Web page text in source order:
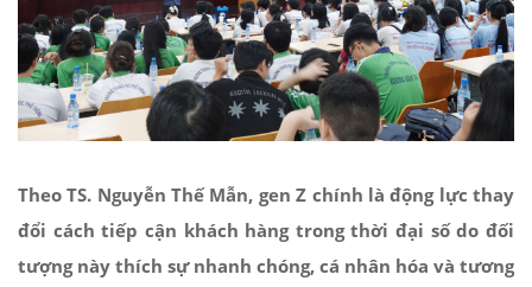
Theo TS. Nguyễn Thế Mẫn, gen Z chính là động lực thay
đổi cách tiếp cận khách hàng trong thời đại số do đối
tượng này thích sự nhanh chóng, cá nhân hóa và tương